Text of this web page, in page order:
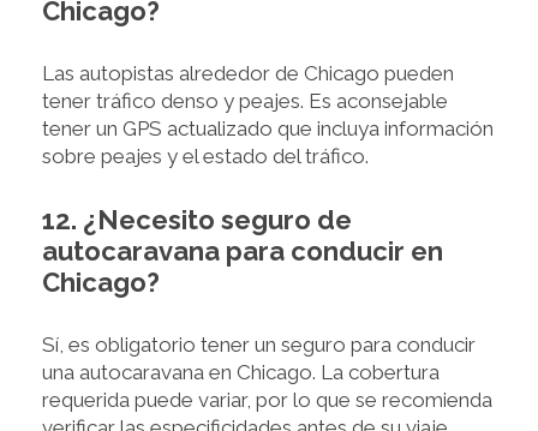
Chicago?
Las autopistas alrededor de Chicago pueden
tener tráfico denso y peajes. Es aconsejable
tener un GPS actualizado que incluya información
sobre peajes y el estado del tráfico.
12. ¿Necesito seguro de
autocaravana para conducir en
Chicago?
Sí, es obligatorio tener un seguro para conducir
una autocaravana en Chicago. La cobertura
requerida puede variar, por lo que se recomienda